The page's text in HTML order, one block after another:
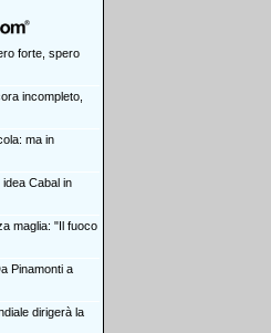
forte, spero
incompleto,
ma in
Cabal in
maglia: "Il fuoco
Pinamonti a
dirigerà la